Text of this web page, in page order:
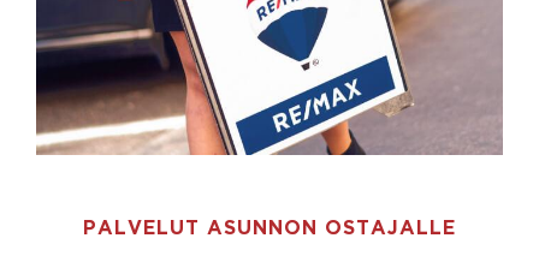
PALVELUT ASUNNON OSTAJALLE